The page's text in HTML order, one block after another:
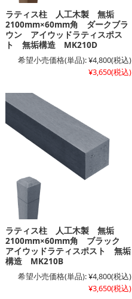
ラティス柱 人工木製 無垢
2100mm×60mm角 ダークブラ
ウン アイウッドラティスポス
ト 無垢構造 MK210D
希望小売価格(単品):¥4,800(税込)
¥3,650(税込)
ラティス柱 人工木製 無垢
2100mm×60mm角 ブラック
アイウッドラティスポスト 無垢
構造 MK210B
希望小売価格(単品):¥4,800(税込)
¥3,650(税込)